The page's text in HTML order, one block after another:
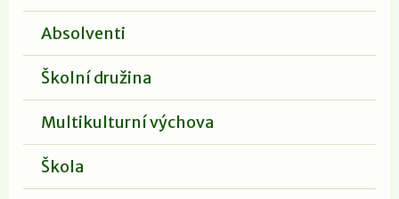
Absolventi
Školní družina
Multikulturní výchova
Škola